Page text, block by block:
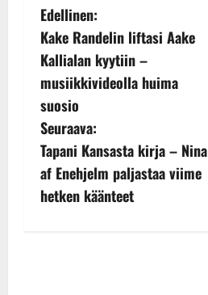
P
o
s
t
n
a
Edellinen:
Kake Randelin liftasi Aake
Kallialan kyytiin –
musiikkivideolla huima
suosio
Seuraava:
Tapani Kansasta kirja – Nina
af Enehjelm paljastaa viime
hetken käänteet